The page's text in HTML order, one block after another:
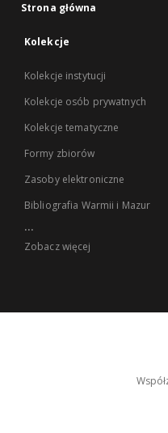
Strona główna
Kolekcje
Kolekcje instytucji
Kolekcje osób prywatnych
Kolekcje tematyczne
Formy zbiorów
Zasoby elektroniczne
Bibliografia Warmii i Mazur
...
Zobacz więcej